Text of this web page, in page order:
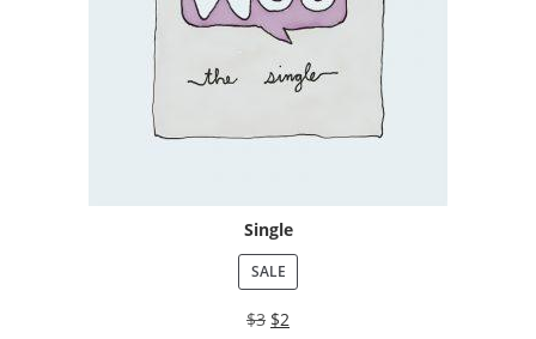
Single
SALE
$3 $2